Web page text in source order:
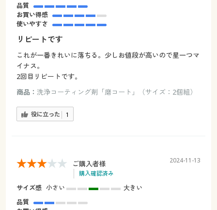
品質
お買い得感
使いやすさ
リピートです
これが一番きれいに落ちる。少しお値段が高いので星一つマ
イナス。
2回目リピートです。
商品： 洗浄コーティング剤「磨コート」（サイズ：2個組）
役に立った 1
ご購入者様
購入確認済み
2024-11-13
サイズ感 小さい
大きい
品質